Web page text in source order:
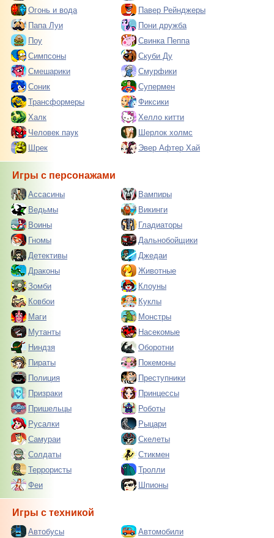
Огонь и вода
Павер Рейнджеры
Папа Луи
Пони дружба
Поу
Свинка Пеппа
Симпсоны
Скуби Ду
Смешарики
Смурфики
Соник
Супермен
Трансформеры
Фиксики
Халк
Хелло китти
Человек паук
Шерлок холмс
Шрек
Эвер Афтер Хай
Игры с персонажами
Ассасины
Вампиры
Ведьмы
Викинги
Воины
Гладиаторы
Гномы
Дальнобойщики
Детективы
Джедаи
Драконы
Животные
Зомби
Клоуны
Ковбои
Куклы
Маги
Монстры
Мутанты
Насекомые
Ниндзя
Оборотни
Пираты
Покемоны
Полиция
Преступники
Призраки
Принцессы
Пришельцы
Роботы
Русалки
Рыцари
Самураи
Скелеты
Солдаты
Стикмен
Террористы
Тролли
Феи
Шпионы
Игры с техникой
Автобусы Автомобили